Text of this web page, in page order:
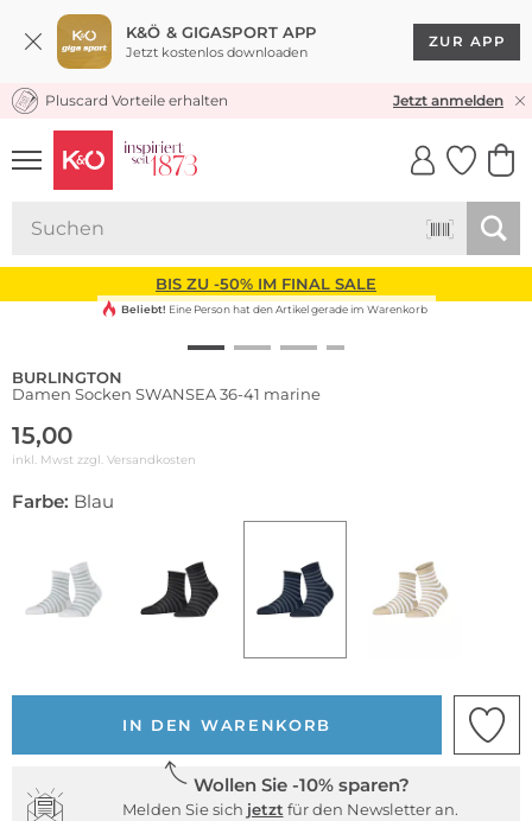
K&Ö & GIGASPORT APP
Jetzt kostenlos downloaden
ZUR APP
KOSTENLOSER VERSAND* & RÜCKVERSAND
Pluscard Vorteile erhalten Jetzt anmelden
UNSERE APP
CLICK &
BIS ZU -50% IM FINAL SALE
Beliebt! Eine Person hat den Artikel gerade im Warenkorb
BURLINGTON
Damen Socken SWANSEA 36-41 marine
15,00
inkl. Mwst zzgl. Versandkosten
Farbe: Blau
IN DEN WARENKORB
Wollen Sie -10% sparen?
Melden Sie sich jetzt für den Newsletter an.